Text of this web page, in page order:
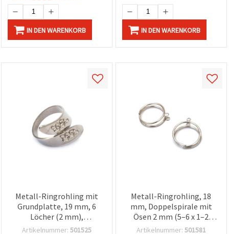
IN DEN WARENKORB IN DEN WARENKORB
Metall-Ringrohling mit
Grundplatte, 19 mm, 6
Löcher (2 mm),
silberfarben,
Artikelnummer: 501525
Metall-Ringrohling, 18
mm, Doppelspirale mit
Ösen 2 mm (5–6 x 1–2
mm), silberfarben – 4
Artikelnummer: 501581